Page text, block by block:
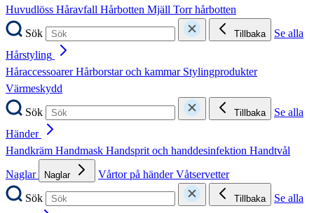
Huvudlöss Håravfall Hårbotten Mjäll Torr hårbotten
Sök
Tillbaka
Se alla
Hårstyling
HåraccessoarerHårborstar och kammar Stylingprodukter
Värmeskydd
Sök
Tillbaka
Se alla
Händer
Handkräm Handmask Handsprit och handdesinfektion Handtvål
Naglar
Naglar Vårtor på händerVåtservetter
Sök
Tillbaka
Se alla